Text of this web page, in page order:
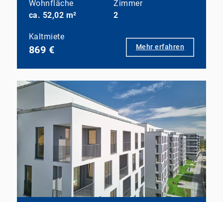
Wohnfläche
ca. 52,02 m²
Zimmer
2
Kaltmiete
869 € Mehr erfahren